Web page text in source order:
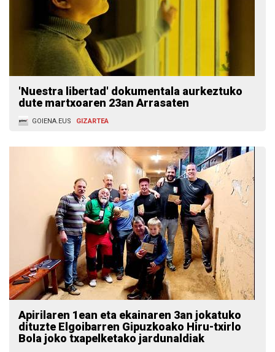
'Nuestra libertad' dokumentala aurkeztuko
dute martxoaren 23an Arrasaten
GOIENA.EUS GIZARTEA
Apirilaren 1ean eta ekainaren 3an jokatuko
dituzte Elgoibarren Gipuzkoako Hiru-txirlo
Bola joko txapelketako jardunaldiak